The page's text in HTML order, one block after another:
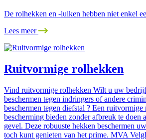
De rolhekken en -luiken hebben niet enkel
Lees meer
Ruitvormige rolhekken
Vind ruitvormige rolhekken Wilt u uw
beschermen tegen indringers of andere
beschermen tegen diefstal ? Een
bescherming bieden zonder afbreuk te doen
gevel. Deze robuuste hekken beschermen
toch kunt genieten van het prime. MVA